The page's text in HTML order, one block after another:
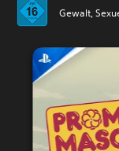
Gewalt,